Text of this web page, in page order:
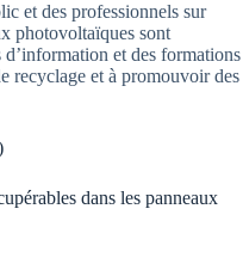
et des professionnels sur
photovoltaïques sont
d’information et des formations
recyclage et à promouvoir des
dans les panneaux